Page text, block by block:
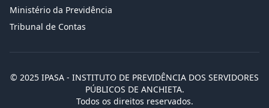
Ministério da Previdência
Tribunal de Contas
© 2025 IPASA - INSTITUTO DE PREVIDÊNCIA DOS SERVIDORES
PÚBLICOS DE ANCHIETA.
Todos os direitos reservados.